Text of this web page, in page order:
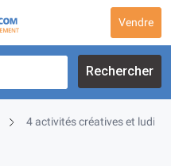
Vendre
Rechercher
4 activités créatives et